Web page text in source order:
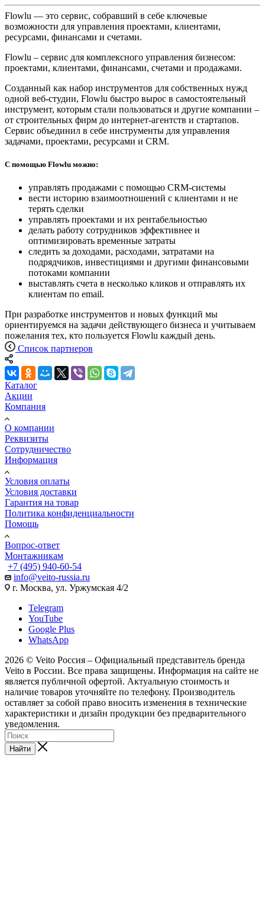
Flowlu — это сервис, собравший в себе ключевые
возможности для управления проектами, клиентами,
ресурсами, финансами и счетами.
Flowlu – сервис для комплексного управления бизнесом:
проектами, клиентами, финансами, счетами и продажами.
Созданный как набор инструментов для собственных нужд
одной веб-студии, Flowlu быстро вырос в самостоятельный
инструмент, которым стали пользоваться и другие компании –
от строительных фирм до интернет-агентств и стартапов.
Сервис объединил в себе инструменты для управления
задачами, проектами, ресурсами и CRM.
С помощью Flowlu можно:
управлять продажами с помощью CRM-системы
вести историю взаимоотношений с клиентами и не
терять сделки
управлять проектами и их рентабельностью
делать работу сотрудников эффективнее и
оптимизировать временные затраты
следить за доходами, расходами, затратами на
подрядчиков, инвестициями и другими финансовыми
потоками компании
выставлять счета в несколько кликов и отправлять их
клиентам по email.
При разработке инструментов и новых функций мы
ориентируемся на задачи действующего бизнеса и учитываем
пожелания тех, кто пользуется Flowlu каждый день.
Список партнеров
Каталог
Акции
Компания
О компании
Реквизиты
Сотрудничество
Информация
Условия оплаты
Условия доставки
Гарантия на товар
Политика конфиденциальности
Помощь
Вопрос-ответ
Монтажникам
+7 (495) 940-60-54
info@veito-russia.ru
г. Москва, ул. Уржумская 4/2
Telegram
YouTube
Google Plus
WhatsApp
2026 © Veito Россия – Официальный представитель бренда
Veito в России. Все права защищены. Информация на сайте не
является публичной офертой. Актуальную стоимость и
наличие товаров уточняйте по телефону. Производитель
оставляет за собой право вносить изменения в технические
характеристики и дизайн продукции без предварительного
уведомления.
Найти